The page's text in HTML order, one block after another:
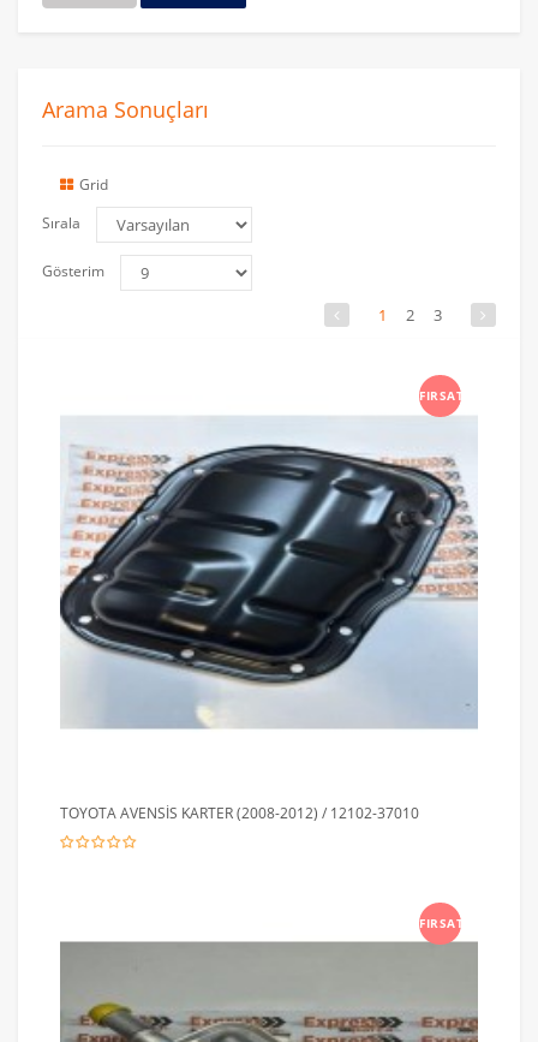
Arama Sonuçları
Grid
Sırala
Gösterim
1 2 3
FIRSAT
TOYOTA AVENSİS KARTER (2008-2012) / 12102-37010
FIRSAT